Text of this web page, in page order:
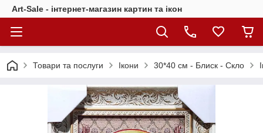
Art-Sale - інтернет-магазин картин та ікон
Товари та послуги Ікони 30*40 см - Блиск - Скло